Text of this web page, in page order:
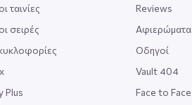
ταινίες
σειρές
Plus
Reviews
Αφιερώματα
Οδηγοί
Vault 404
Face to Face